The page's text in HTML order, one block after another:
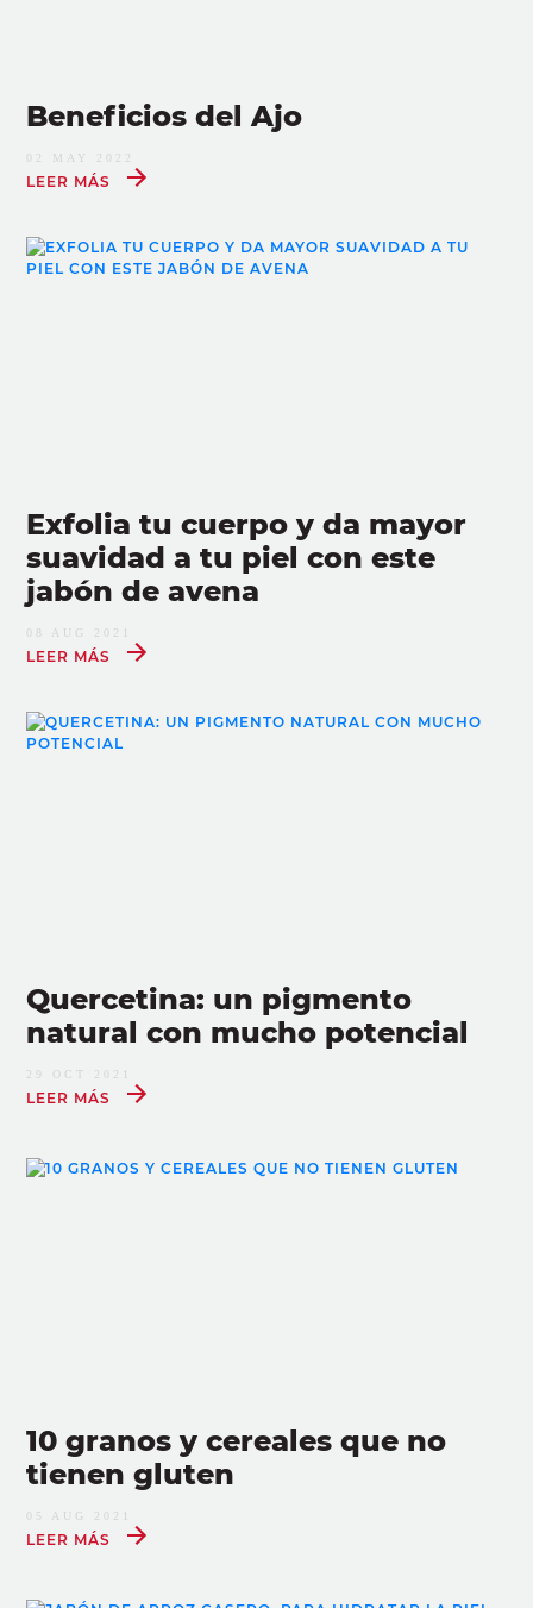
Beneficios del Ajo
02 MAY 2022
LEER MÁS
Exfolia tu cuerpo y da mayor
suavidad a tu piel con este
jabón de avena
08 AUG 2021
LEER MÁS
Quercetina: un pigmento
natural con mucho potencial
29 OCT 2021
LEER MÁS
10 granos y cereales que no
tienen gluten
05 AUG 2021
LEER MÁS